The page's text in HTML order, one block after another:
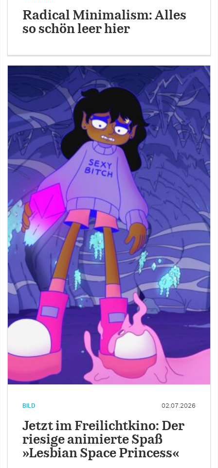
Radical Minimalism: Alles
so schön leer hier
BILD 02.07.2026
Jetzt im Freilichtkino: Der
riesige animierte Spaß
»Lesbian Space Princess«